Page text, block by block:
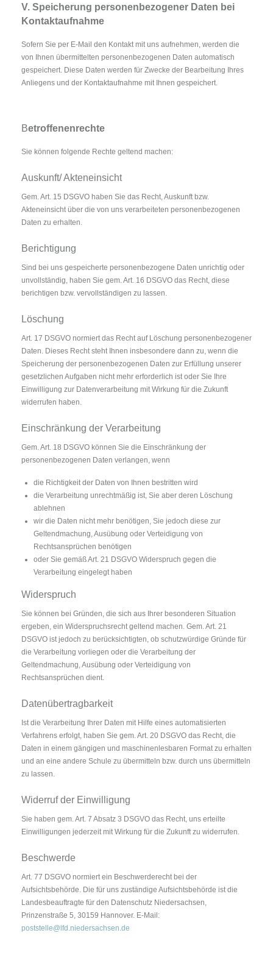
V. Speicherung personenbezogener Daten bei
Kontaktaufnahme
Sofern Sie per E-Mail den Kontakt mit uns aufnehmen, werden die
von Ihnen übermittelten personenbezogenen Daten automatisch
gespeichert. Diese Daten werden für Zwecke der Bearbeitung Ihres
Anliegens und der Kontaktaufnahme mit Ihnen gespeichert.
Betroffenenrechte
Sie können folgende Rechte geltend machen:
Auskunft/ Akteneinsicht
Gem. Art. 15 DSGVO haben Sie das Recht, Auskunft bzw.
Akteneinsicht über die von uns verarbeiteten personenbezogenen
Daten zu erhalten.
Berichtigung
Sind bei uns gespeicherte personenbezogene Daten unrichtig oder
unvollständig, haben Sie gem. Art. 16 DSGVO das Recht, diese
berichtigen bzw. vervollständigen zu lassen.
Löschung
Art. 17 DSGVO normiert das Recht auf Löschung personenbezogener
Daten. Dieses Recht steht Ihnen insbesondere dann zu, wenn die
Speicherung der personenbezogenen Daten zur Erfüllung unserer
gesetzlichen Aufgaben nicht mehr erforderlich ist oder Sie Ihre
Einwilligung zur Datenverarbeitung mit Wirkung für die Zukunft
widerrufen haben.
Einschränkung der Verarbeitung
Gem. Art. 18 DSGVO können Sie die Einschränkung der
personenbezogenen Daten verlangen, wenn
die Richtigkeit der Daten von Ihnen bestritten wird
die Verarbeitung unrechtmäßig ist, Sie aber deren Löschung
ablehnen
wir die Daten nicht mehr benötigen, Sie jedoch diese zur
Geltendmachung, Ausübung oder Verteidigung von
Rechtsansprüchen benötigen
oder Sie gemäß Art. 21 DSGVO Widerspruch gegen die
Verarbeitung eingelegt haben
Widerspruch
Sie können bei Gründen, die sich aus Ihrer besonderen Situation
ergeben, ein Widerspruchsrecht geltend machen. Gem. Art. 21
DSGVO ist jedoch zu berücksichtigten, ob schutzwürdige Gründe für
die Verarbeitung vorliegen oder die Verarbeitung der
Geltendmachung, Ausübung oder Verteidigung von
Rechtsansprüchen dient.
Datenübertragbarkeit
Ist die Verarbeitung Ihrer Daten mit Hilfe eines automatisierten
Verfahrens erfolgt, haben Sie gem. Art. 20 DSGVO das Recht, die
Daten in einem gängigen und maschinenlesbaren Format zu erhalten
und an eine andere Schule zu übermitteln bzw. durch uns übermitteln
zu lassen.
Widerruf der Einwilligung
Sie haben gem. Art. 7 Absatz 3 DSGVO das Recht, uns erteilte
Einwilligungen jederzeit mit Wirkung für die Zukunft zu widerrufen.
Beschwerde
Art. 77 DSGVO normiert ein Beschwerderecht bei der
Aufsichtsbehörde. Die für uns zuständige Aufsichtsbehörde ist die
Landesbeauftragte für den Datenschutz Niedersachsen,
Prinzenstraße 5, 30159 Hannover. E-Mail:
poststelle@lfd.niedersachsen.de